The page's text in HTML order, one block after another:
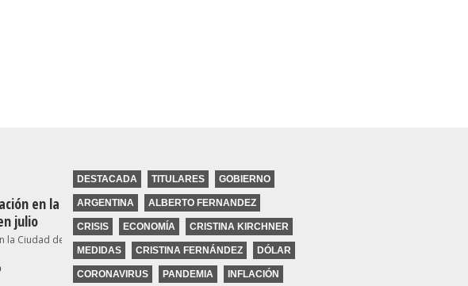
en la Ciudad y
julio
la Ciudad de Buenos Aires
DESTACADA TITULARES GOBIERNO
ARGENTINA ALBERTO FERNANDEZ
CRISIS ECONOMÍA CRISTINA KIRCHNER
MEDIDAS CRISTINA FERNÁNDEZ DÓLAR
CORONAVIRUS PANDEMIA INFLACIÓN